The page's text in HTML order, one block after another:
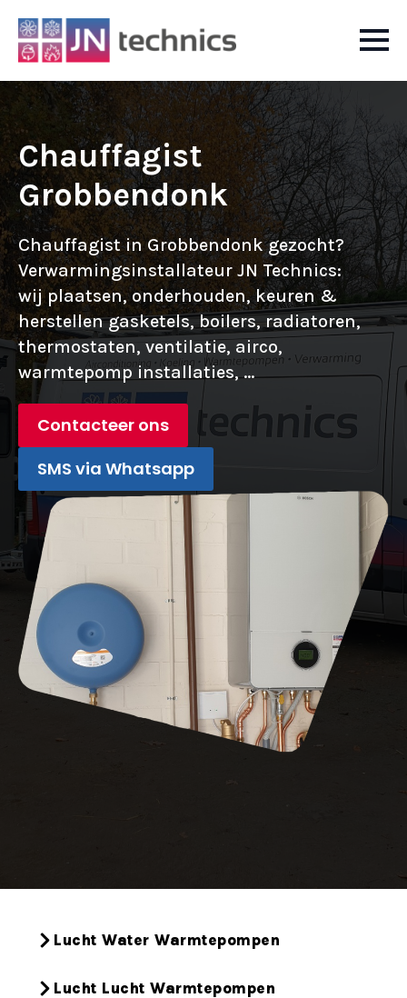
Chauffagist
Grobbendonk
Chauffagist in Grobbendonk gezocht?
Verwarmingsinstallateur JN Technics:
wij plaatsen, onderhouden, keuren &
herstellen gasketels, boilers, radiatoren,
thermostaten, ventilatie, airco,
warmtepomp installaties, ...
Contacteer ons
SMS via Whatsapp
Lucht Water Warmtepompen
Lucht Lucht Warmtepompen